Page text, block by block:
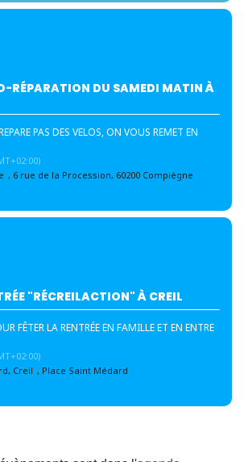
RÉPARATION DU SAMEDI MATIN À
PAS DES VELOS, ON VOUS REMET EN
, 6 rue de la Procession, 60200 Compiègne
"RÉCREILACTION" À CREIL
FÊTER LA RENTRÉE EN FAMILLE ET EN ENTRE
Creil , Place Saint Médard